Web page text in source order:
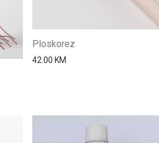
Ploskorez
42.00 KM